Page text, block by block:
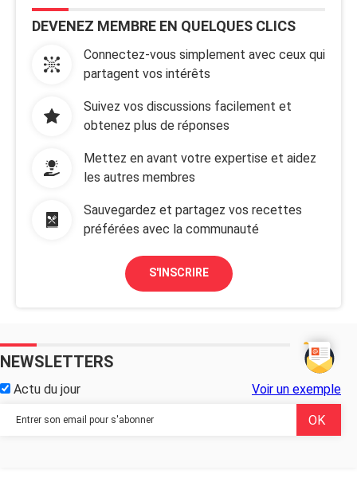
DEVENEZ MEMBRE EN QUELQUES CLICS
Connectez-vous simplement avec ceux qui
partagent vos intérêts
Suivez vos discussions facilement et
obtenez plus de réponses
Mettez en avant votre expertise et aidez
les autres membres
Sauvegardez et partagez vos recettes
préférées avec la communauté
S'INSCRIRE
NEWSLETTERS
Actu du jour Voir un exemple